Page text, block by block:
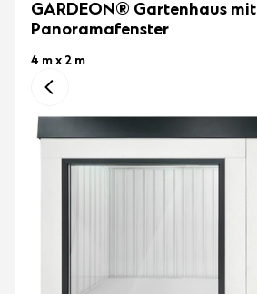
GARDEON® Gartenhaus mit
Panoramafenster
4 m x 2 m